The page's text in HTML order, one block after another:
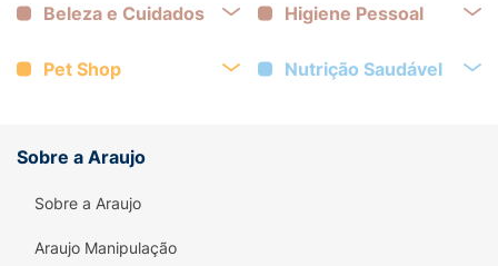
Beleza e Cuidados Higiene Pessoal
Pet Shop Nutrição Saudável
Sobre a Araujo
Sobre a Araujo
Araujo Manipulação